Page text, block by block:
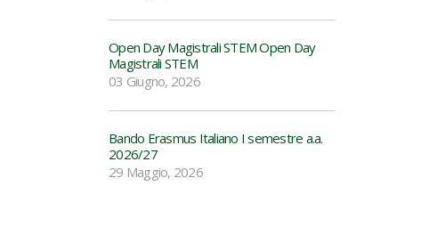
Open Day Magistrali STEM Open Day
Magistrali STEM
03 Giugno, 2026
Bando Erasmus Italiano I semestre a.a.
2026/27
29 Maggio, 2026